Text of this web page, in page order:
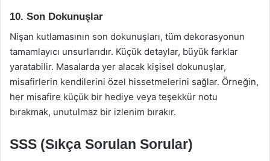
10. Son Dokunuşlar
Nişan kutlamasının son dokunuşları, tüm dekorasyonun
tamamlayıcı unsurlarıdır. Küçük detaylar, büyük farklar
yaratabilir. Masalarda yer alacak kişisel dokunuşlar,
misafirlerin kendilerini özel hissetmelerini sağlar. Örneğin,
her misafire küçük bir hediye veya teşekkür notu
bırakmak, unutulmaz bir izlenim bırakır.
SSS (Sıkça Sorulan Sorular)